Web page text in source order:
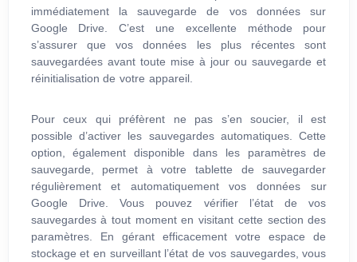
immédiatement la sauvegarde de vos données sur
Google Drive. C’est une excellente méthode pour
s’assurer que vos données les plus récentes sont
sauvegardées avant toute mise à jour ou sauvegarde et
réinitialisation de votre appareil.
Pour ceux qui préfèrent ne pas s’en soucier, il est
possible d’activer les sauvegardes automatiques. Cette
option, également disponible dans les paramètres de
sauvegarde, permet à votre tablette de sauvegarder
régulièrement et automatiquement vos données sur
Google Drive. Vous pouvez vérifier l’état de vos
sauvegardes à tout moment en visitant cette section des
paramètres. En gérant efficacement votre espace de
stockage et en surveillant l’état de vos sauvegardes, vous